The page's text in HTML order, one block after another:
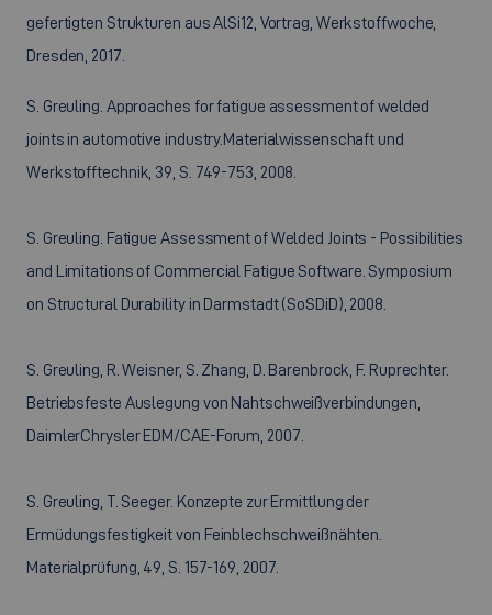
gefertigten Strukturen aus AlSi12, Vortrag, Werkstoffwoche,
Dresden, 2017.
S. Greuling. Approaches for fatigue assessment of welded
joints in automotive industry.Materialwissenschaft und
Werkstofftechnik, 39, S. 749-753, 2008.
S. Greuling. Fatigue Assessment of Welded Joints - Possibilities
and Limitations of Commercial Fatigue Software. Symposium
on Structural Durability in Darmstadt (SoSDiD), 2008.
S. Greuling, R. Weisner, S. Zhang, D. Barenbrock, F. Ruprechter.
Betriebsfeste Auslegung von Nahtschweißverbindungen,
DaimlerChrysler EDM/CAE-Forum, 2007.
S. Greuling, T. Seeger. Konzepte zur Ermittlung der
Ermüdungsfestigkeit von Feinblechschweißnähten.
Materialprüfung, 49, S. 157-169, 2007.